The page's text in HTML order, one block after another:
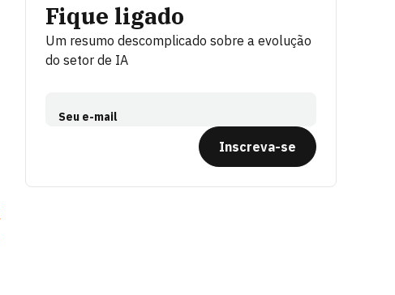
Fique ligado
Um resumo descomplicado sobre a evolução
do setor de IA
Seu e-mail
Inscreva-se